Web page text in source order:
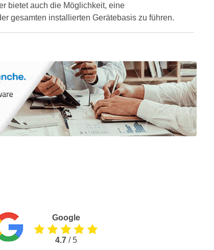
bietet auch die Möglichkeit, eine
gesamten installierten Gerätebasis zu führen.
Google
4.7/ 5